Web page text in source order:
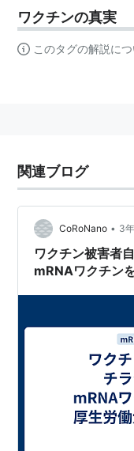
ワクチンの真実
このタグの解説につ
関連ブログ
CoRoNano • 3
ワクチン被害者
mRNAワクチン